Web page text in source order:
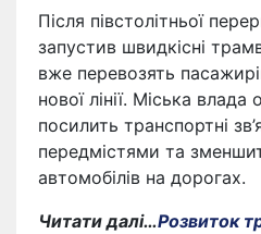
Після півстолітньої
запустив швидкісні
вже перевозять
нової лінії. Міська
посилить транспортні
передмістями та
автомобілів на дорогах.
Читати далі…Розвиток